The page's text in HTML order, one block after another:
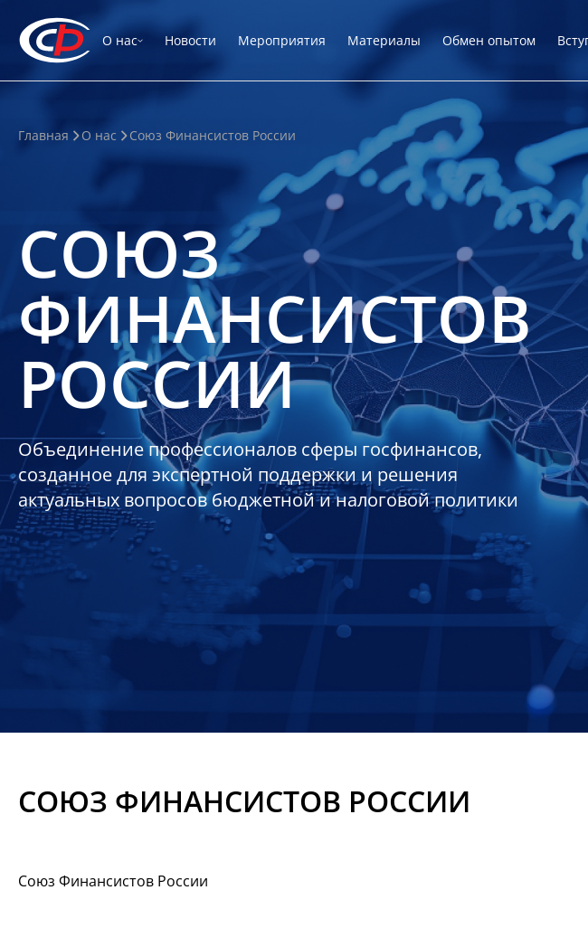
О нас Новости Мероприятия Материалы Обмен опытом
Главная О нас Союз Финансистов России
СОЮЗ
ФИНАНСИСТОВ
РОССИИ
Объединение профессионалов сферы госфинансов,
созданное для экспертной поддержки и решения
актуальных вопросов бюджетной и налоговой политики
СОЮЗ ФИНАНСИСТОВ РОССИИ
Союз Финансистов России